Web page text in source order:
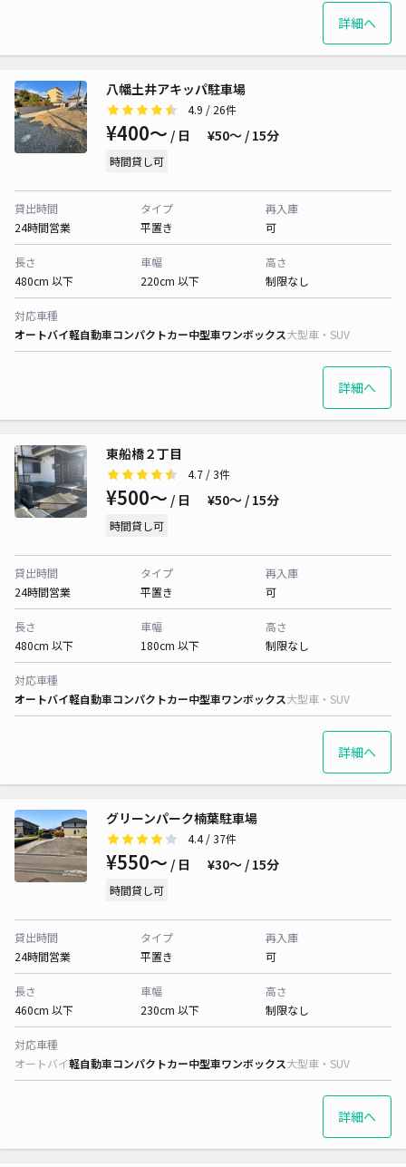
詳細へ
八幡土井アキッパ駐車場
4.9 / 26件
¥400〜 / 日 ¥50〜 / 15分
時間貸し可
貸出時間
24時間営業
タイプ
平置き
再入庫
可
長さ
480cm 以下
車幅
220cm 以下
高さ
制限なし
対応車種
オートバイ軽自動車コンパクトカー中型車ワンボックス大型車・SUV
詳細へ
東船橋２丁目
4.7 / 3件
¥500〜 / 日 ¥50〜 / 15分
時間貸し可
貸出時間
24時間営業
タイプ
平置き
再入庫
可
長さ
480cm 以下
車幅
180cm 以下
高さ
制限なし
対応車種
オートバイ軽自動車コンパクトカー中型車ワンボックス大型車・SUV
詳細へ
グリーンパーク楠葉駐車場
4.4/ 37件
¥550〜 / 日 ¥30〜 / 15分
時間貸し可
貸出時間
24時間営業
タイプ
平置き
再入庫
可
長さ
460cm 以下
車幅
230cm 以下
高さ
制限なし
対応車種
オートバイ軽自動車コンパクトカー中型車ワンボックス大型車・SUV
詳細へ